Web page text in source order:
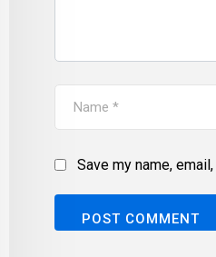
Save my name,